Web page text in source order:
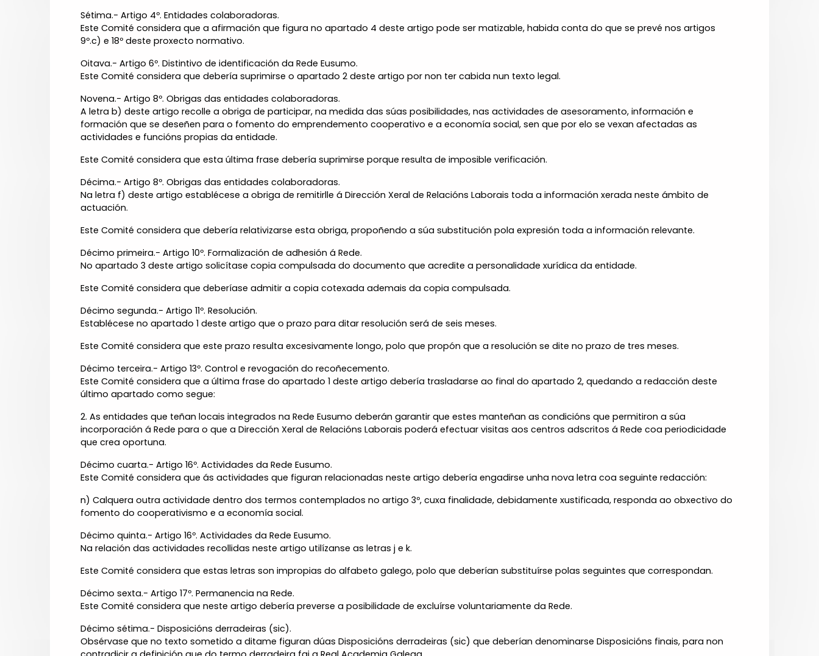
Sétima.- Artigo 4º. Entidades colaboradoras.
Este Comité considera que a afirmación que figura no apartado 4 deste artigo pode ser matizable, habida conta do que se prevé nos artigos
9º.c) e 18º deste proxecto normativo.
Oitava.- Artigo 6º. Distintivo de identificación da Rede Eusumo.
Este Comité considera que debería suprimirse o apartado 2 deste artigo por non ter cabida nun texto legal.
Novena.- Artigo 8º. Obrigas das entidades colaboradoras.
A letra b) deste artigo recolle a obriga de participar, na medida das súas posibilidades, nas actividades de asesoramento, información e
formación que se deseñen para o fomento do emprendemento cooperativo e a economía social, sen que por elo se vexan afectadas as
actividades e funcións propias da entidade.
Este Comité considera que esta última frase debería suprimirse porque resulta de imposible verificación.
Décima.- Artigo 8º. Obrigas das entidades colaboradoras.
Na letra f) deste artigo establécese a obriga de remitirlle á Dirección Xeral de Relacións Laborais toda a información xerada neste ámbito de
actuación.
Este Comité considera que debería relativizarse esta obriga, propoñendo a súa substitución pola expresión toda a información relevante.
Décimo primeira.- Artigo 10º. Formalización de adhesión á Rede.
No apartado 3 deste artigo solicítase copia compulsada do documento que acredite a personalidade xurídica da entidade.
Este Comité considera que deberíase admitir a copia cotexada ademais da copia compulsada.
Décimo segunda.- Artigo 11º. Resolución.
Establécese no apartado 1 deste artigo que o prazo para ditar resolución será de seis meses.
Este Comité considera que este prazo resulta excesivamente longo, polo que propón que a resolución se dite no prazo de tres meses.
Décimo terceira.- Artigo 13º. Control e revogación do recoñecemento.
Este Comité considera que a última frase do apartado 1 deste artigo debería trasladarse ao final do apartado 2, quedando a redacción deste
último apartado como segue:
2. As entidades que teñan locais integrados na Rede Eusumo deberán garantir que estes manteñan as condicións que permitiron a súa
incorporación á Rede para o que a Dirección Xeral de Relacións Laborais poderá efectuar visitas aos centros adscritos á Rede coa periodicidade
que crea oportuna.
Décimo cuarta.- Artigo 16º. Actividades da Rede Eusumo.
Este Comité considera que ás actividades que figuran relacionadas neste artigo debería engadirse unha nova letra coa seguinte redacción:
n) Calquera outra actividade dentro dos termos contemplados no artigo 3º, cuxa finalidade, debidamente xustificada, responda ao obxectivo do
fomento do cooperativismo e a economía social.
Décimo quinta.- Artigo 16º. Actividades da Rede Eusumo.
Na relación das actividades recollidas neste artigo utilízanse as letras j e k.
Este Comité considera que estas letras son impropias do alfabeto galego, polo que deberían substituírse polas seguintes que correspondan.
Décimo sexta.- Artigo 17º. Permanencia na Rede.
Este Comité considera que neste artigo debería preverse a posibilidade de excluírse voluntariamente da Rede.
Décimo sétima.- Disposicións derradeiras (sic).
Obsérvase que no texto sometido a ditame figuran dúas Disposicións derradeiras (sic) que deberían denominarse Disposicións finais, para non